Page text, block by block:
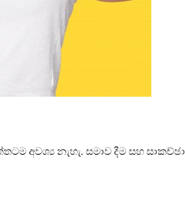
අවශ්‍ය නැහැ. සමාව දීම සහ සාකච්ඡා